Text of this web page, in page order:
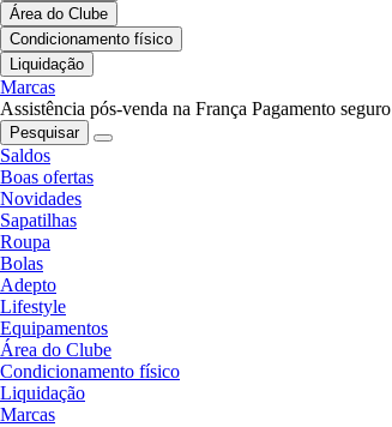
Área do Clube
Condicionamento físico
Liquidação
Marcas
Assistência pós-venda na França Pagamento seguro
Pesquisar
Saldos
Boas ofertas
Novidades
Sapatilhas
Roupa
Bolas
Adepto
Lifestyle
Equipamentos
Área do Clube
Condicionamento físico
Liquidação
Marcas